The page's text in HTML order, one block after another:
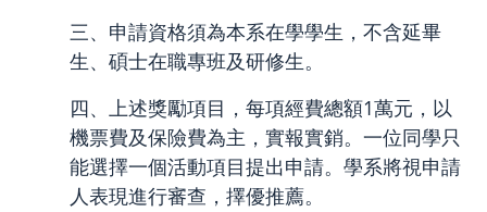
三、申請資格須為本系在學學生，不含延畢
生、碩士在職專班及研修生。
四、上述獎勵項目，每項經費總額1萬元，以
機票費及保險費為主，實報實銷。一位同學只
能選擇一個活動項目提出申請。學系將視申請
人表現進行審查，擇優推薦。